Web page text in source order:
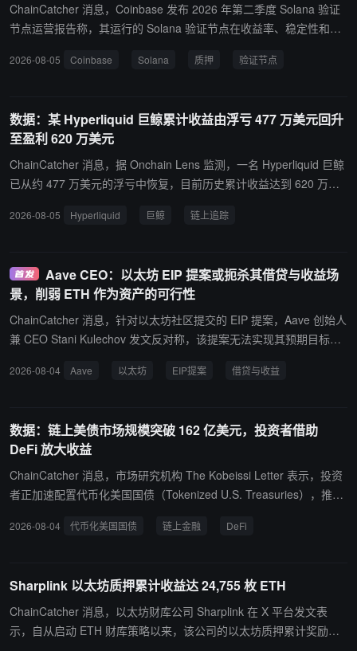
ChainCatcher 消息，Coinbase 发布 2026 年第二季度 Solana 验证
节点运营报告称，其运行的 Solana 验证节点在收益率、稳定性和基
过 23 个验证节点质押约 4,163 万枚 SOL，占 Solana 全网质押量的
质押量 9.72%；质押收益率：Q2 2026 季度 APY 为 6.52%，高于全
网平均 6.38%，领先 14 个基点；区块跳过率（skip rate）：0.03
5%，低于全网平均 0.136%，约为网络平均水平的四分之一。 Coinb
ase 表示，其验证节点采用多客户端架构，目前运行 Harmonic、Jit
Foundation 审核，不采用可能影响用户体验的激进 MEV 时间策略。
表示已将整个验证节点集群迁移至 DoubleZero 网络，实现约 99.9%
的会话可用率。 Coinbase 还透露，正在为 Solana 预计于 2026 年
晚些时候推进的 Alpenglow 共识升级做准备，包括运行社区测试节
点、开发新的共识健康监控工具，以及完成相关投票账户升级验证。
2026-08-05 Coinbase Solana 质押 验证节点
数据：某 Hyperliquid 巨鲸累计收益由浮亏 477 万美元回升
至盈利 620 万美元
ChainCatcher 消息，据 Onchain Lens 监测，一名 Hyperliquid 巨鲸
已从约 477 万美元的浮亏中恢复，目前历史累计收益达到 620 万美
交易获利约 3.27 万美元。当前持仓包括：67150 股甲骨文多头仓
多头仓位，持仓规模约 37.86 万美元，杠杆倍数为 2 倍。
2026-08-05 Hyperliquid 巨鲸 链上追踪
Aave CEO：以太坊 EIP 提案或扼杀其借贷与收益场
景，削弱 ETH 作为资产的可行性
ChainCatcher 消息，针对以太坊社区提交的 EIP 提案，Aave 创始人
兼 CEO Stani Kulechov 发文反对称，该提案无法实现其预期目标，
押收益上限压至 0%，会使质押收益变得不可预测、对许多参与者甚
本。 Stani Kulechov 进一步表示，收益降至 0 将使 ETH 借贷策略基
本不可行，实际上扼杀 ETH 的借贷与收益场景，届时借入 ETH 的唯
一理由反而是做空；同时接受 ETH beta 与收益的持有者可能转向稳
定币等其他生息资产。他称从个人角度看，该提案会削弱 ETH 作为
者把兴趣转向其他网络，并强调以太坊不应因其增长而受到惩罚。
2026-08-04 Aave 以太坊 EIP提案 借贷与收益
数据：链上美债市场规模突破 162 亿美元，投资者借助
DeFi 放大收益
ChainCatcher 消息，市场研究机构 The Kobeissi Letter 表示，投资
者正加速配置代币化美国国债（Tokenized U.S. Treasuries），推动
历史新高，达到 162 亿美元，较年初增长约 77%。 Kobeissi 指出，
利用率。部分链上借贷平台支持循环杠杆策略（looping），用户可重
复抵押代币化国债、借入稳定币并再次投入市场，部分策略年化收益
率可超过 10%。 Kobeissi 认为，随着传统金融资产持续上链，代币
2026-08-04 代币化美国国债 链上金融 DeFi
Sharplink 以太坊质押累计收益达 24,755 枚 ETH
ChainCatcher 消息，以太坊财库公司 Sharplink 在 X 平台发文表
示，自从启动 ETH 财库策略以来，该公司的以太坊质押累计奖励收